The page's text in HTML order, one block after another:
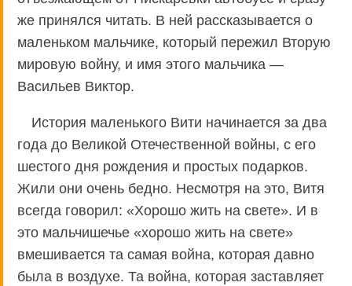
же принялся читать. В ней рассказывается о
маленьком мальчике, который пережил Вторую
мировую войну, и имя этого мальчика —
Васильев Виктор.
История маленького Вити начинается за два
года до Великой Отечественной войны, с его
шестого дня рождения и простых подарков.
Жили они очень бедно. Несмотря на это, Витя
всегда говорил: «Хорошо жить на свете». И в
это мальчишечье «хорошо жить на свете»
вмешивается та самая война, которая давно
была в воздухе. Та война, которая заставляет